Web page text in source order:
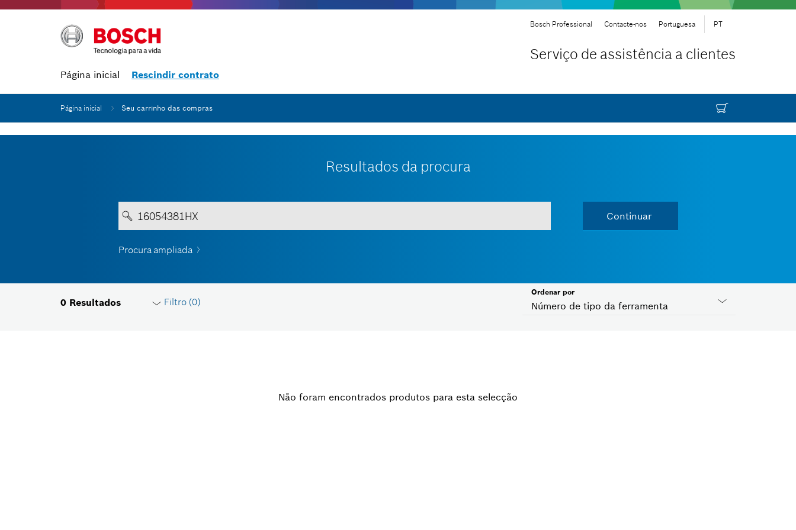
Bosch Professional Contacte-nos Portuguesa PT
Serviço de assistência a clientes
Página inicial Rescindir contrato
Página inicial Seu carrinho das compras
Resultados da procura
Continuar
Entrar no min. 3 dígitos.
Procura ampliada
0 Resultados Filtro (0) Número de tipo da ferramenta
Ordenar por
Selecione
Não foram encontrados produtos para esta selecção